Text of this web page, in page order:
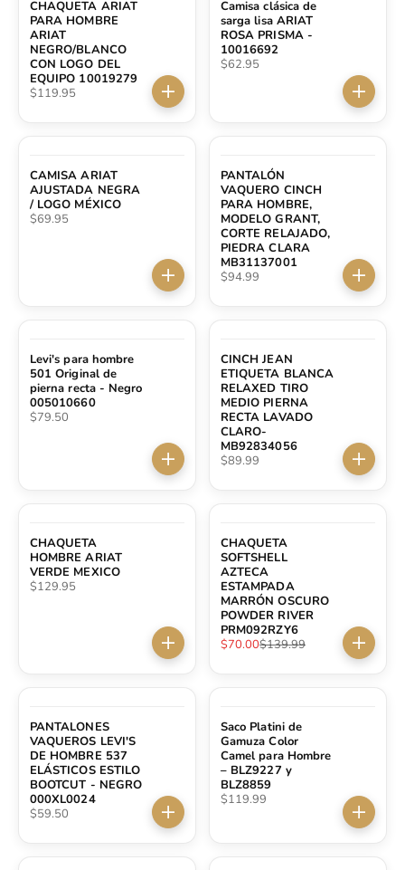
CHAQUETA ARIAT
PARA HOMBRE
ARIAT
NEGRO/BLANCO
CON LOGO DEL
EQUIPO 10019279
Precio de oferta
$119.95 Elige opciones
Camisa clásica de
sarga lisa ARIAT
ROSA PRISMA -
10016692
Precio de oferta
$62.95
Elige
CAMISA ARIAT
AJUSTADA NEGRA
/ LOGO MÉXICO
Precio de oferta
$69.95
Elige opciones
PANTALÓN
VAQUERO CINCH
PARA HOMBRE,
MODELO GRANT,
CORTE RELAJADO,
PIEDRA CLARA
MB31137001
Precio de oferta
$94.99 Elige
Levi's para hombre
501 Original de
pierna recta - Negro
005010660
Precio de oferta
$79.50
Elige opciones
CINCH JEAN
ETIQUETA BLANCA
RELAXED TIRO
MEDIO PIERNA
RECTA LAVADO
CLARO-
MB92834056
Precio de oferta
$89.99 Elige
CHAQUETA
HOMBRE ARIAT
VERDE MEXICO
Precio de oferta
$129.95
Elige opciones
CHAQUETA
SOFTSHELL
AZTECA
ESTAMPADA
MARRÓN OSCURO
POWDER RIVER
PRM092RZY6
Precio de oferta
$70.00Precio normal
$139.99 Elige
PANTALONES
VAQUEROS LEVI'S
DE HOMBRE 537
ELÁSTICOS ESTILO
BOOTCUT - NEGRO
000XL0024
Precio de oferta
$59.50 Elige opciones
Saco Platini de
Gamuza Color
Camel para Hombre
– BLZ9227 y
BLZ8859
Precio de oferta
$119.99
Elige